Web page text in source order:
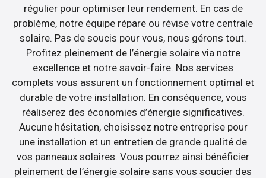
régulier pour optimiser leur rendement. En cas de
problème, notre équipe répare ou révise votre centrale
solaire. Pas de soucis pour vous, nous gérons tout.
Profitez pleinement de l’énergie solaire via notre
excellence et notre savoir-faire. Nos services
complets vous assurent un fonctionnement optimal et
durable de votre installation. En conséquence, vous
réaliserez des économies d’énergie significatives.
Aucune hésitation, choisissez notre entreprise pour
une installation et un entretien de grande qualité de
vos panneaux solaires. Vous pourrez ainsi bénéficier
pleinement de l’énergie solaire sans vous soucier des